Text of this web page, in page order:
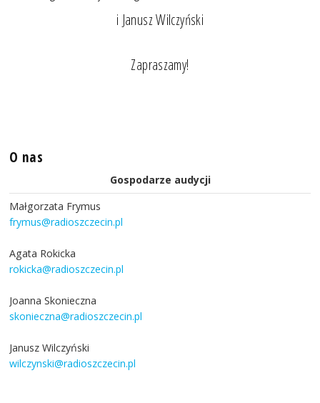
i Janusz Wilczyński
Zapraszamy!
O nas
Gospodarze audycji
Małgorzata Frymus
frymus@radioszczecin.pl
Agata Rokicka
rokicka@radioszczecin.pl
Joanna Skonieczna
skonieczna@radioszczecin.pl
Janusz Wilczyński
wilczynski@radioszczecin.pl